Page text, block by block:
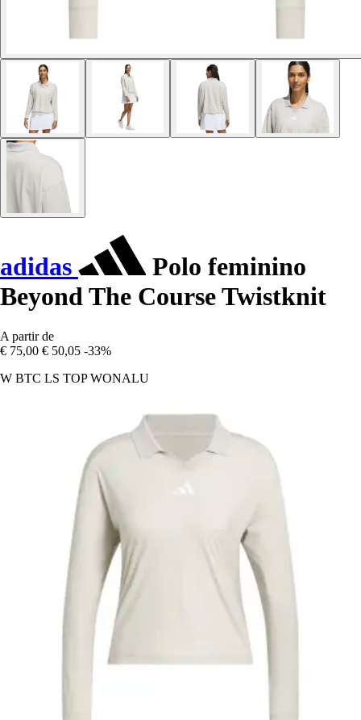
adidas
Polo feminino
Beyond The Course Twistknit
A partir de
€ 75,00 € 50,05 -33%
W BTC LS TOP WONALU